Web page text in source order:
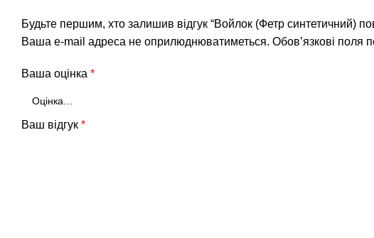
Будьте першим, хто залишив відгук “Войлок (Фетр синтетичний)
Ваша e-mail адреса не оприлюднюватиметься. Обов’язкові поля
Ваша оцінка *
Ваш відгук *